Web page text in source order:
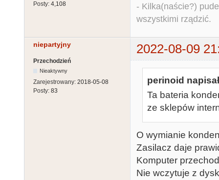
Posty: 4,108
- Kilka(naście?)
wszystkimi rządzić.
niepartyjny 2022-08-09
Przechodzień
Nieaktywny
Zarejestrowany: 2018-05-08
Posty: 83
perinoid
Ta bateria
ze sklepów
O wymianie
Zasilacz daje
Komputer
Nie wczytuje z